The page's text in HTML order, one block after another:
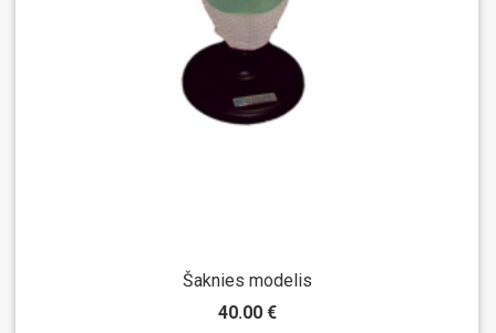
Šaknies modelis
40.00 €